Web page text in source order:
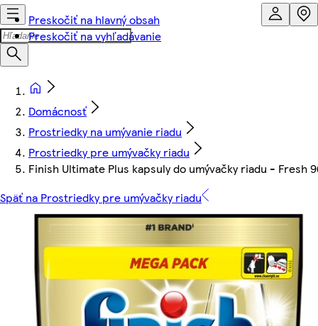
Preskočiť na hlavný obsah
Preskočiť na vyhľadávanie
Domácnosť
Prostriedky na umývanie riadu
Prostriedky pre umývačky riadu
Finish Ultimate Plus kapsuly do umývačky riadu - Fresh
Späť na Prostriedky pre umývačky riadu